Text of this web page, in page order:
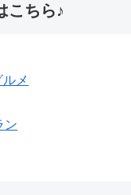
こちら♪
メ
ン